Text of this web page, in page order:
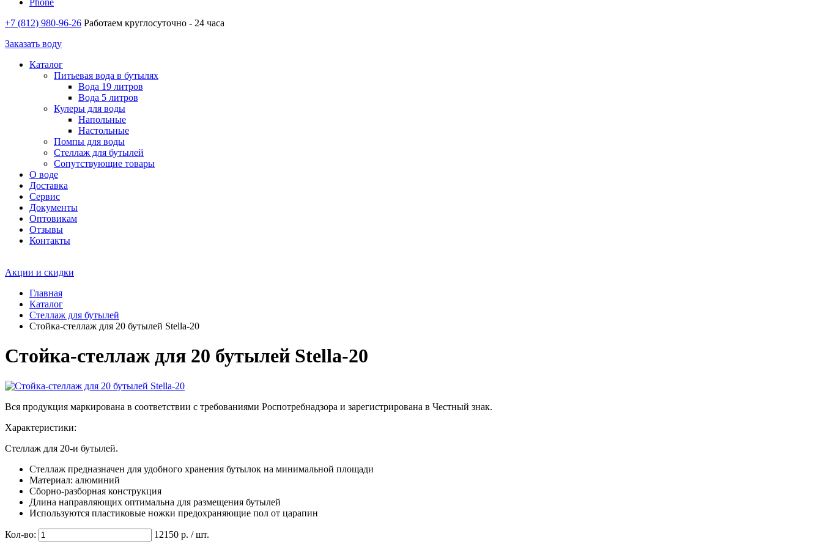
Phone
+7 (812) 980-96-26 Работаем круглосуточно - 24 часа
Заказать воду
Каталог
Питьевая вода в бутылях
Вода 19 литров
Вода 5 литров
Кулеры для воды
Напольные
Настольные
Помпы для воды
Стеллаж для бутылей
Сопутствующие товары
О воде
Доставка
Сервис
Документы
Оптовикам
Отзывы
Контакты
Акции и скидки
Главная
Каталог
Стеллаж для бутылей
Стойка-стеллаж для 20 бутылей Stella-20
Стойка-стеллаж для 20 бутылей Stella-20
Вся продукция маркирована в соответствии с требованиями Роспотребнадзора и зарегистрирована в Честный знак.
Характеристики:
Стеллаж для 20-и бутылей.
Стеллаж предназначен для удобного хранения бутылок на минимальной площади
Материал: алюминий
Сборно-разборная конструкция
Длина направляющих оптимальна для размещения бутылей
Используются пластиковые ножки предохраняющие пол от царапин
Кол-во: 12150 р. / шт.